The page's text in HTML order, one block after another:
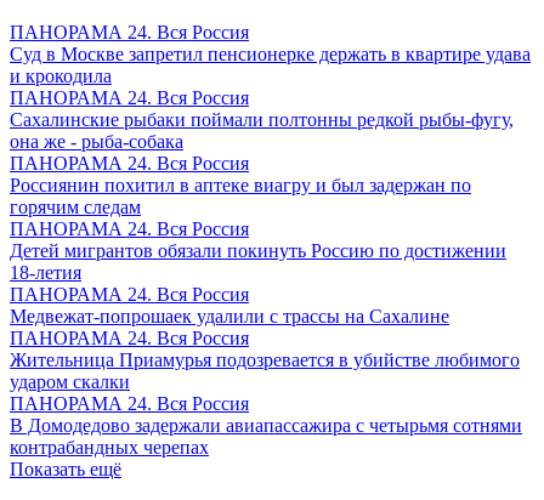
ПАНОРАМА 24. Вся Россия
Суд в Москве запретил пенсионерке держать в квартире удава
и крокодила
ПАНОРАМА 24. Вся Россия
Сахалинские рыбаки поймали полтонны редкой рыбы-фугу,
она же - рыба-собака
ПАНОРАМА 24. Вся Россия
Россиянин похитил в аптеке виагру и был задержан по
горячим следам
ПАНОРАМА 24. Вся Россия
Детей мигрантов обязали покинуть Россию по достижении
18-летия
ПАНОРАМА 24. Вся Россия
Медвежат-попрошаек удалили с трассы на Сахалине
ПАНОРАМА 24. Вся Россия
Жительница Приамурья подозревается в убийстве любимого
ударом скалки
ПАНОРАМА 24. Вся Россия
В Домодедово задержали авиапассажира с четырьмя сотнями
контрабандных черепах
Показать ещё